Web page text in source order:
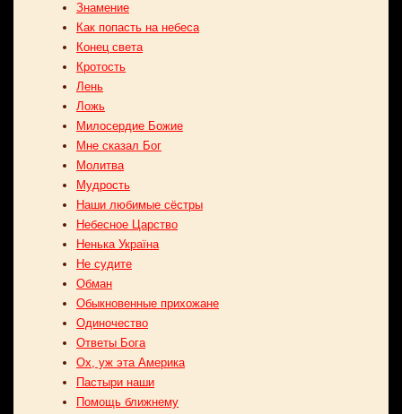
Знамение
Как попасть на небеса
Конец света
Кротость
Лень
Ложь
Милосердие Божие
Мне сказал Бог
Молитва
Мудрость
Наши любимые сёстры
Небесное Царство
Ненька Україна
Не судите
Обман
Обыкновенные прихожане
Одиночество
Ответы Бога
Ох, уж эта Америка
Пастыри наши
Помощь ближнему